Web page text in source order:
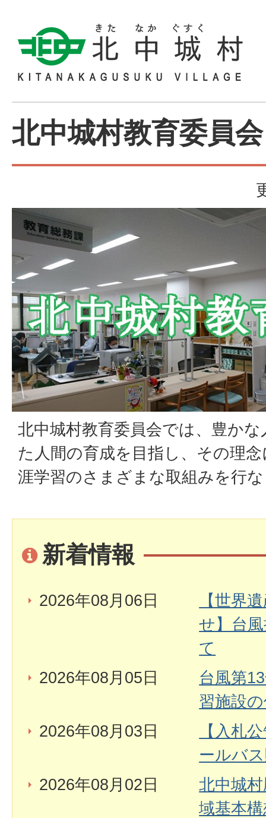
北中城村教育委員会
北中城村教育委員会では、豊か
た人間の育成を目指し、その理
涯学習のさまざまな取組みを行
新着情報
2026年08月06日
【世界
せ】台
て
2026年08月05日
台風第
習施設
2026年08月03日
【入札
ールバ
2026年08月02日
北中城
域基本